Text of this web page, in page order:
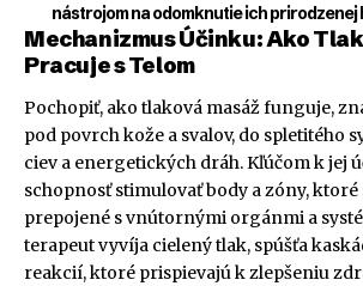
nástrojom na odomknutie ich prirodzenej
Mechanizmus Účinku: Ako
Pracuje s Telom
Pochopiť, ako tlaková masáž funguje,
pod povrch kože a svalov, do spletitého
ciev a energetických dráh. Kľúčom k jej
schopnosť stimulovať body a zóny, ktoré
prepojené s vnútornými orgánmi a
terapeut vyvíja cielený tlak, spúšťa
reakcií, ktoré prispievajú k zlepšeniu